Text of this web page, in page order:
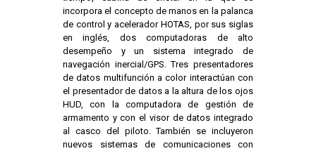
incorpora el concepto de manos en la palanca
de control y acelerador HOTAS, por sus siglas
en inglés, dos computadoras de alto
desempeño y un sistema integrado de
navegación inercial/GPS. Tres presentadores
de datos multifunción a color interactúan con
el presentador de datos a la altura de los ojos
HUD, con la computadora de gestión de
armamento y con el visor de datos integrado
al casco del piloto. También se incluyeron
nuevos sistemas de comunicaciones con